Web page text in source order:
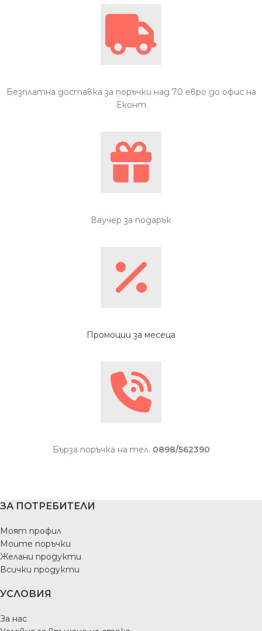
Безплатна доставка за поръчки над 70 евро до офис на
Еконт
Ваучер за подарък
Промоции за месеца
Бърза поръчка на тел. 0898/562390
ЗА ПОТРЕБИТЕЛИ
Моят профил
Моите поръчки
Желани продукти
Всички продукти
УСЛОВИЯ
За нас